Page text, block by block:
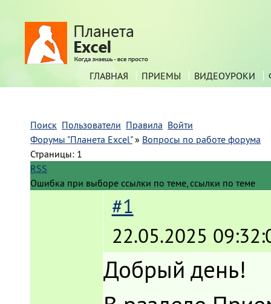
ГЛАВНАЯ ПРИЕМЫ ВИДЕОУРОКИ
Поиск Пользователи Правила Войти
Форумы "Планета Excel" » Вопросы по работе форума
Страницы: 1
RSS
Ошибка при выборе ссылки по теме, ссылки по теме
#1
22.05.2025
Добрый день!